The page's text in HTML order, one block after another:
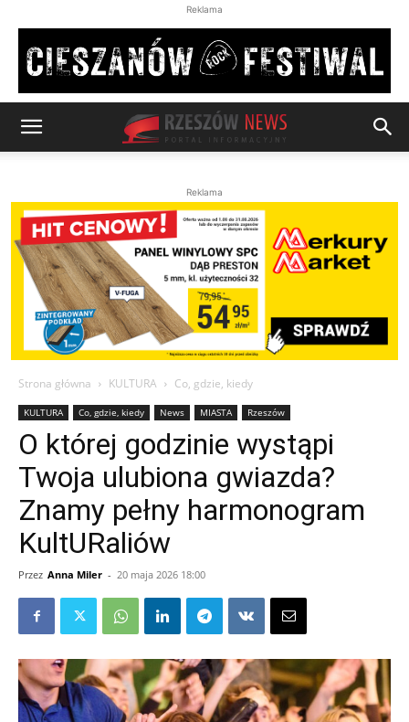
Reklama
Reklama
Strona główna KULTURA Co, gdzie, kiedy
KULTURA Co, gdzie, kiedy News MIASTA Rzeszów
O której godzinie wystąpi
Twoja ulubiona gwiazda?
Znamy pełny harmonogram
KultURaliów
Przez Anna Miler - 20 maja 2026 18:00